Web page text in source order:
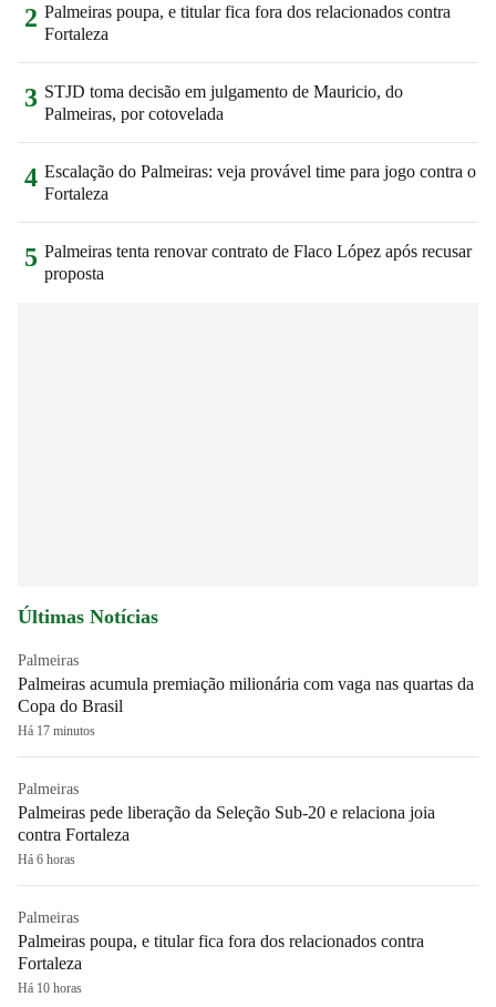
2 Palmeiras poupa, e titular fica fora dos relacionados contra
Fortaleza
3 STJD toma decisão em julgamento de Mauricio, do
Palmeiras, por cotovelada
4 Escalação do Palmeiras: veja provável time para jogo contra o
Fortaleza
5 Palmeiras tenta renovar contrato de Flaco López após recusar
proposta
Últimas Notícias
Palmeiras
Palmeiras acumula premiação milionária com vaga nas quartas da
Copa do Brasil
Há 17 minutos
Palmeiras
Palmeiras pede liberação da Seleção Sub-20 e relaciona joia
contra Fortaleza
Há 6 horas
Palmeiras
Palmeiras poupa, e titular fica fora dos relacionados contra
Fortaleza
Há 10 horas